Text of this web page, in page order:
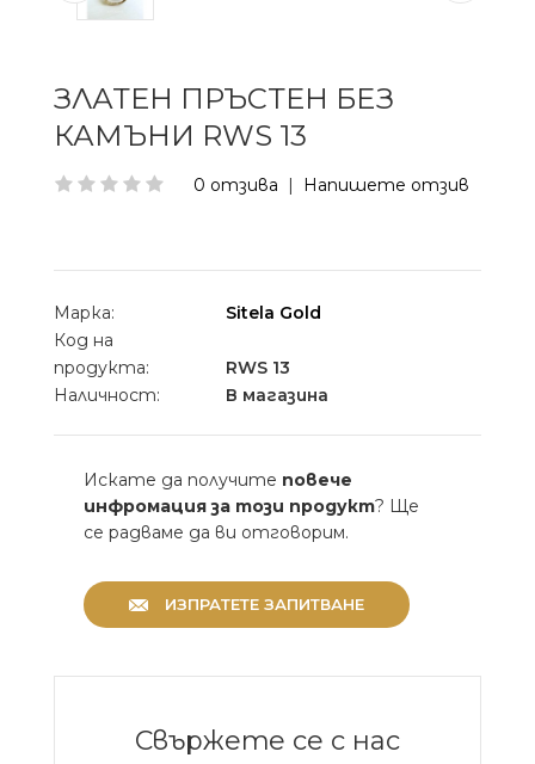
ЗЛАТЕН ПРЪСТЕН БЕЗ
КАМЪНИ RWS 13
0 отзива | Напишете отзив
Марка:
Sitela Gold
Код на
продукта:
RWS 13
Наличност:
В магазина
Искате да получите повече
инфромация за този продукт? Ще
се радваме да ви отговорим.
ИЗПРАТЕТЕ ЗАПИТВАНЕ
Свържете се с нас